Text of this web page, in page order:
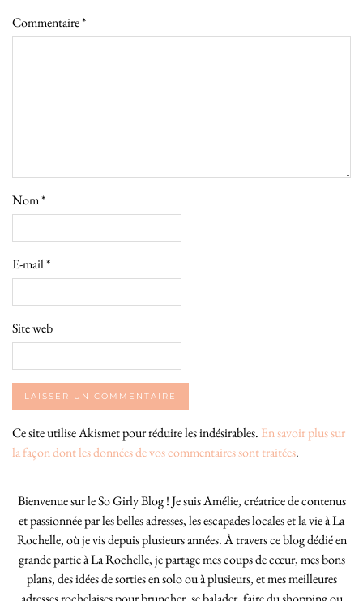
Commentaire*
Nom*
E-mail*
Site web
Ce site utilise Akismet pour réduire les indésirables. En savoir plus sur
la façon dont les données de vos commentaires sont traitées.
Bienvenue sur le So Girly Blog ! Je suis Amélie, créatrice de contenus
et passionnée par les belles adresses, les escapades locales et la vie à La
Rochelle, où je vis depuis plusieurs années. À travers ce blog dédié en
grande partie à La Rochelle, je partage mes coups de cœur, mes bons
plans, des idées de sorties en solo ou à plusieurs, et mes meilleures